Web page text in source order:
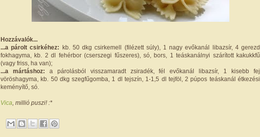
Hozzávalók...
...a párolt csirkéhez: kb. 50 dkg csirkemell (filézett súly), 1 nagy evőkanál libazsír, 4 gerezd
fokhagyma, kb. 2 dl fehérbor (cserszegi fűszeres), só, bors, 1 teáskanálnyi szárított kakukkfű
(vagy friss, ha van);
...a mártáshoz: a párolásból visszamaradt zsiradék, fél evőkanál libazsír, 1 kisebb fej
vöröshagyma, kb. 50 dkg szegfűgomba, 1 dl tejszín, 1-1,5 dl tejföl, 2 púpos teáskanál étkezési
keményítő, só.
Vica , millió puszi! :*